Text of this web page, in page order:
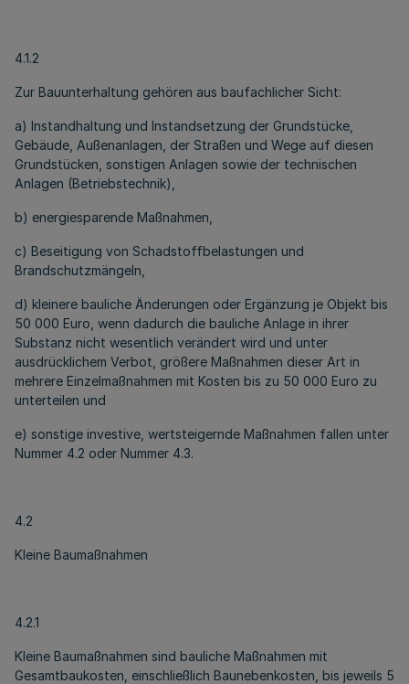
4.1.2
Zur Bauunterhaltung gehören aus baufachlicher Sicht:
a) Instandhaltung und Instandsetzung der Grundstücke,
Gebäude, Außenanlagen, der Straßen und Wege auf diesen
Grundstücken, sonstigen Anlagen sowie der technischen
Anlagen (Betriebstechnik),
b) energiesparende Maßnahmen,
c) Beseitigung von Schadstoffbelastungen und
Brandschutzmängeln,
d) kleinere bauliche Änderungen oder Ergänzung je Objekt bis
50 000 Euro, wenn dadurch die bauliche Anlage in ihrer
Substanz nicht wesentlich verändert wird und unter
ausdrücklichem Verbot, größere Maßnahmen dieser Art in
mehrere Einzelmaßnahmen mit Kosten bis zu 50 000 Euro zu
unterteilen und
e) sonstige investive, wertsteigernde Maßnahmen fallen unter
Nummer 4.2 oder Nummer 4.3.
4.2
Kleine Baumaßnahmen
4.2.1
Kleine Baumaßnahmen sind bauliche Maßnahmen mit
Gesamtbaukosten, einschließlich Baunebenkosten, bis jeweils 5